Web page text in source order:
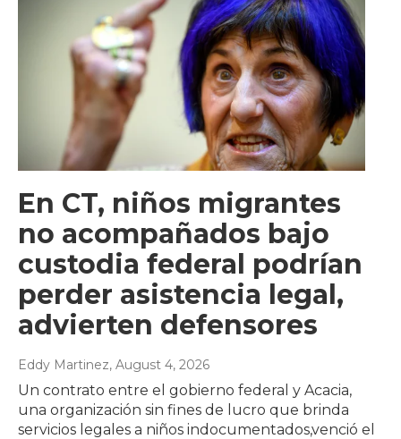
En CT, niños migrantes
no acompañados bajo
custodia federal podrían
perder asistencia legal,
advierten defensores
Eddy Martinez, August 4, 2026
Un contrato entre el gobierno federal y Acacia,
una organización sin fines de lucro que brinda
servicios legales a niños indocumentados,venció el